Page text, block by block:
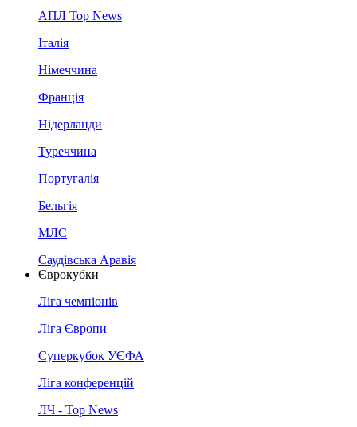
АПЛ Top News
Італія
Німеччина
Франція
Нідерланди
Туреччина
Португалія
Бельгія
МЛС
Саудівська Аравія
Єврокубки
Ліга чемпіонів
Ліга Європи
Суперкубок УЄФА
Ліга конференцій
ЛЧ - Top News